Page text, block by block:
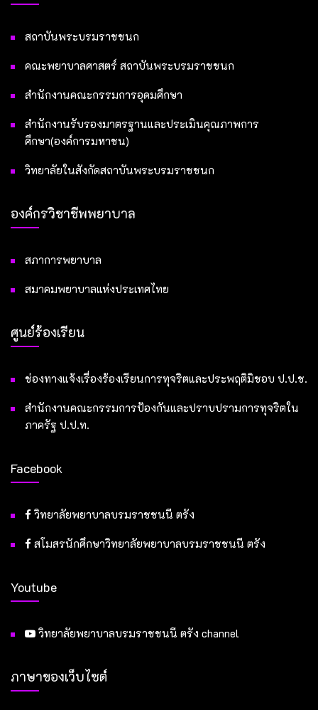
สถาบันพระบรมราชชนก
คณะพยาบาลศาสตร์ สถาบันพระบรมราชชนก
สำนักงานคณะกรรมการอุดมศึกษา
สำนักงานรับรองมาตรฐานและประเมินคุณภาพการ
ศึกษา(องค์การมหาชน)
วิทยาลัยในสังกัดสถาบันพระบรมราชชนก
องค์กรวิชาชีพพยาบาล
สภาการพยาบาล
สมาคมพยาบาลแห่งประเทศไทย
ศูนย์ร้องเรียน
ช่องทางแจ้งเรื่องร้องเรียนการทุจริตและประพฤติมิชอบ ป.ป.ช.
สำนักงานคณะกรรมการป้องกันและปราบปรามการทุจริตใน
ภาครัฐ ป.ป.ท.
Facebook
วิทยาลัยพยาบาลบรมราชชนนี ตรัง
สโมสรนักศึกษาวิทยาลัยพยาบาลบรมราชชนนี ตรัง
Youtube
วิทยาลัยพยาบาลบรมราชชนนี ตรัง channel
ภาษาของเว็บไซต์